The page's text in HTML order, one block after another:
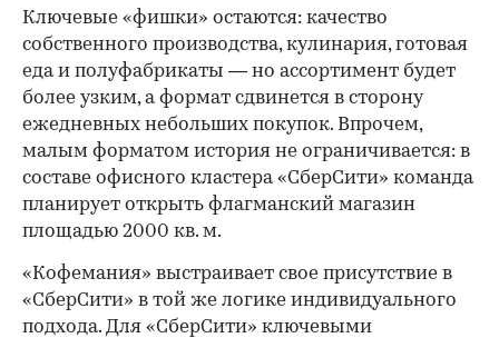
Ключевые «фишки» остаются: качество
собственного производства, кулинария, готовая
еда и полуфабрикаты — но ассортимент будет
более узким, а формат сдвинется в сторону
ежедневных небольших покупок. Впрочем,
малым форматом история не ограничивается: в
составе офисного кластера «СберСити» команда
планирует открыть флагманский магазин
площадью 2000 кв. м.
«Кофемания» выстраивает свое присутствие в
«СберСити» в той же логике индивидуального
подхода. Для «СберСити» ключевыми